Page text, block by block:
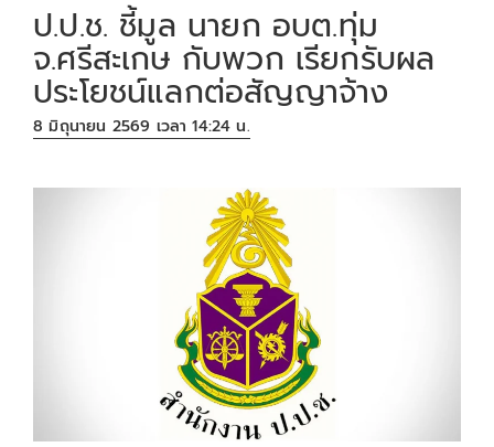
ป.ป.ช. ชี้มูล นายก อบต.ทุ่ม
จ.ศรีสะเกษ กับพวก เรียกรับผล
ประโยชน์แลกต่อสัญญาจ้าง
8 มิถุนายน 2569 เวลา 14:24 น.